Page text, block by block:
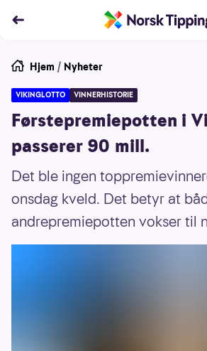
Hjem / Nyheter
VIKINGLOTTO VINNERHISTORIE
Førstepremiepotten i
passerer 90 mill.
Det ble ingen
onsdag kveld. Det betyr at
andrepremiepotten vokser til